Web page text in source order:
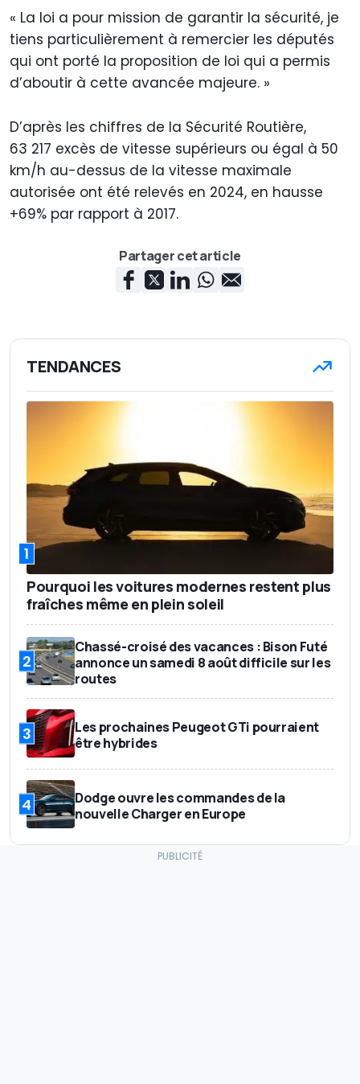
« La loi a pour mission de garantir la sécurité, je
tiens particulièrement à remercier les députés
qui ont porté la proposition de loi qui a permis
d’aboutir à cette avancée majeure. »
D’après les chiffres de la Sécurité Routière,
63 217 excès de vitesse supérieurs ou égal à 50
km/h au-dessus de la vitesse maximale
autorisée ont été relevés en 2024, en hausse
+69% par rapport à 2017.
Partager cet article
TENDANCES
1
Pourquoi les voitures modernes restent plus
fraîches même en plein soleil
2
Chassé-croisé des vacances : Bison Futé
annonce un samedi 8 août difficile sur les
routes
3
Les prochaines Peugeot GTi pourraient
être hybrides
4
Dodge ouvre les commandes de la
nouvelle Charger en Europe